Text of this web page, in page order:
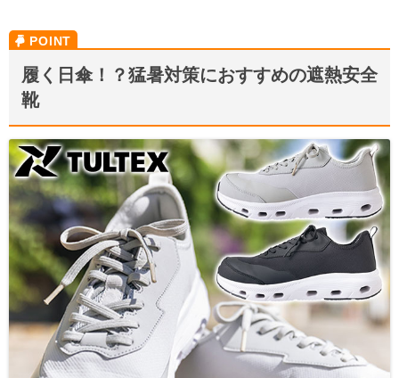
履く日傘！？猛暑対策におすすめの遮熱安全
靴